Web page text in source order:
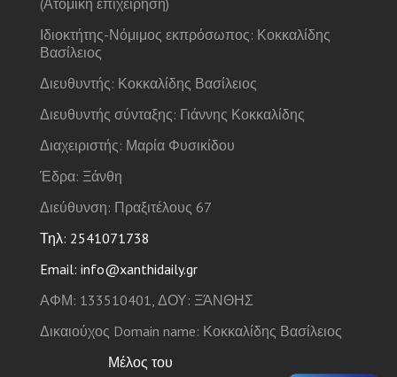
Ιδιοκτήτης-Νόμιμος εκπρόσωπος: Κοκκαλίδης
Βασίλειος
Διευθυντής: Κοκκαλίδης Βασίλειος
Διευθυντής σύνταξης: Γιάννης Κοκκαλίδης
Διαχειριστής: Μαρία Φυσικίδου
Έδρα: Ξάνθη
Διεύθυνση: Πραξιτέλους 67
Τηλ: 2541071738
Email: info@xanthidaily.gr
ΑΦΜ: 133510401, ΔΟΥ: ΞΆΝΘΗΣ
Δικαιούχος Domain name: Κοκκαλίδης Βασίλειος
Μέλος του